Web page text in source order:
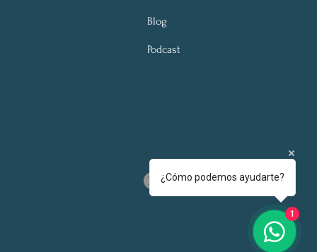
Blog
Podcast
¿Cómo podemos ayudarte?
1